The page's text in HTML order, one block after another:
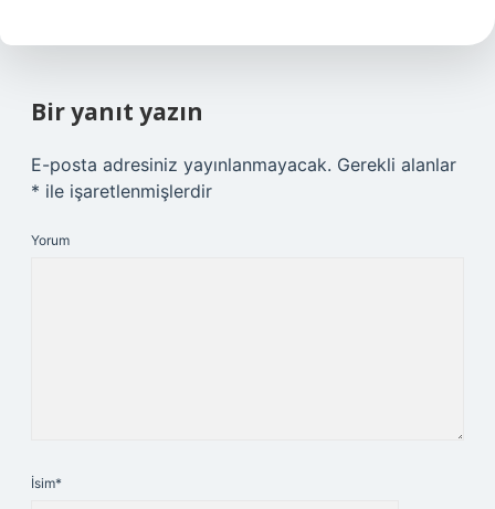
Bir yanıt yazın
E-posta adresiniz yayınlanmayacak. Gerekli alanlar
* ile işaretlenmişlerdir
Yorum
İsim*